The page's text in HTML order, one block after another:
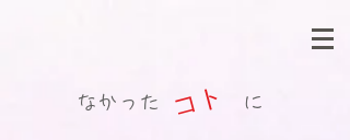
コト
なかった に